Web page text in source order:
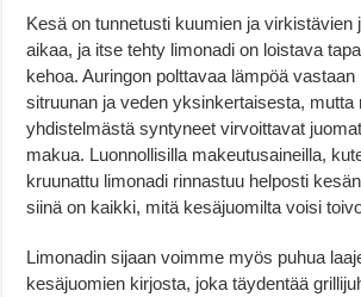
Kesä on tunnetusti kuumien ja virkistävien
aikaa, ja itse tehty limonadi on loistava
kehoa. Auringon polttavaa lämpöä vastaan
sitruunan ja veden yksinkertaisesta, mutta
yhdistelmästä syntyneet virvoittavat
makua. Luonnollisilla makeutusaineilla,
kruunattu limonadi rinnastuu helposti
siinä on kaikki, mitä kesäjuomilta voisi
Limonadin sijaan voimme myös puhua
kesäjuomien kirjosta, joka täydentää